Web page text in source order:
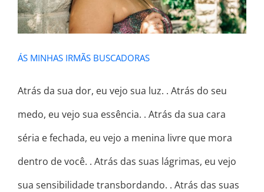
ÁS MINHAS IRMÃS BUSCADORAS
Atrás da sua dor, eu vejo sua luz. . Atrás do seu
medo, eu vejo sua essência. . Atrás da sua cara
séria e fechada, eu vejo a menina livre que mora
dentro de você. . Atrás das suas lágrimas, eu vejo
sua sensibilidade transbordando. . Atrás das suas